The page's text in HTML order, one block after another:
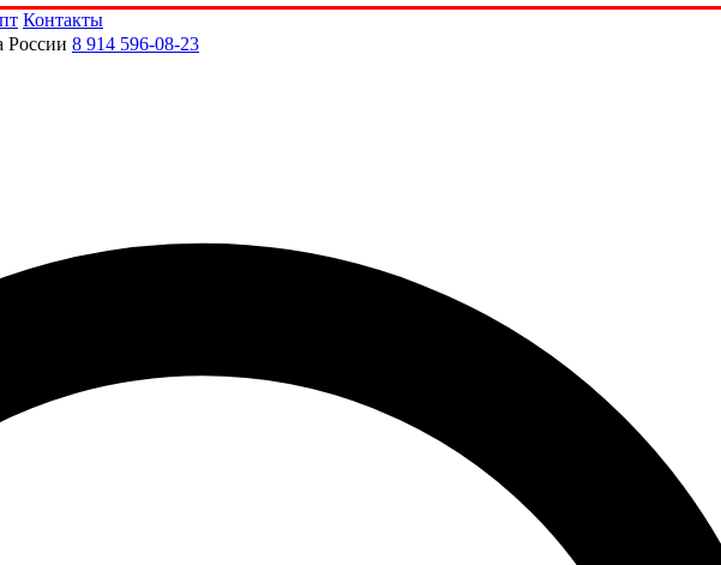
Контакты
России 8 914 596-08-23